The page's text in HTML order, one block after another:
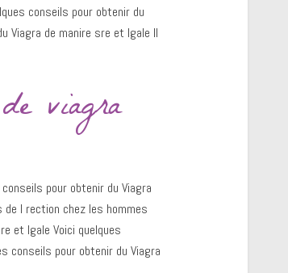
conseils pour obtenir du
Viagra de manire sre et lgale Il
viagra
pour obtenir du Viagra
l rection chez les hommes
et lgale Voici quelques
conseils pour obtenir du Viagra